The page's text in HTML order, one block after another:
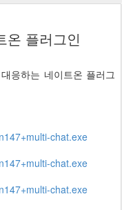
온 플러그인
응하는 네이트온 플러그
chat.exe
chat.exe
chat.exe